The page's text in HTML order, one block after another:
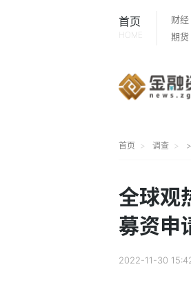
首页
HOME
财经
期货
首页 调查
全球观
募资申
2022-11-30